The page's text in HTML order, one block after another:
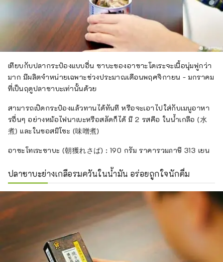
เทียบกับปลากระป๋องแบบอื่น ซาบะของอาซาะโดเระจะเนื้อนุ่มฟูกว่า
มาก มีผลิตจำหน่ายเฉพาะช่วงประมาณเดือนพฤศจิกายน - มกราคม
ที่เป็นฤดูปลาซาบะเท่านั้นด้วย
สามารถเปิดกระป๋องแล้วทานได้ทันที หรือจะเอาไปใส่กับเมนูอาหา
รอื่นๆ อย่างหม้อไฟนาเบะหรือสลัดก็ได้ มี 2 รสคือ ในน้ำเกลือ (水
煮) และในซอสมิโซะ (味噌煮)
อาซะโทเระซาบะ (朝獲れさば) : 190 กรัม ราคารวมภาษี 313 เยน
ปลาซาบะย่างเกลือรมควันในน้ำมัน อร่อยถูกใจนักดื่ม